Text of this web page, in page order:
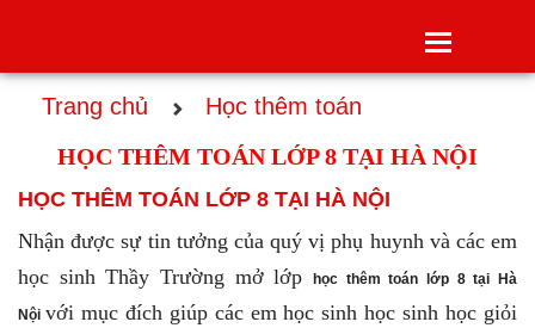
Toggle
Trang chủ
Học thêm toán
HỌC THÊM TOÁN LỚP 8 TẠI HÀ NỘI
HỌC THÊM TOÁN LỚP 8 TẠI HÀ NỘI
Nhận được sự tin tưởng của quý vị phụ huynh và các em
học sinh Thầy Trường mở lớp
học thêm toán lớp 8 tại Hà
Nội với mục đích giúp các em học sinh học sinh học giỏi